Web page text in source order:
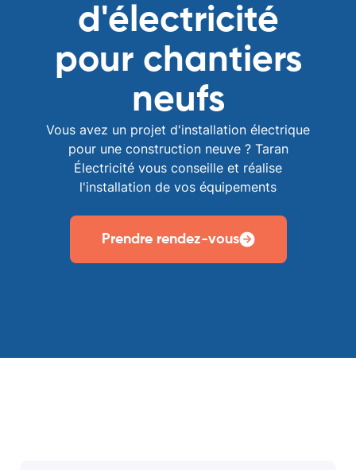
d'électricité
pour chantiers
neufs
Vous avez un projet d'installation électrique
pour une construction neuve ? Taran
Électricité vous conseille et réalise
l'installation de vos équipements
Prendre rendez-vous